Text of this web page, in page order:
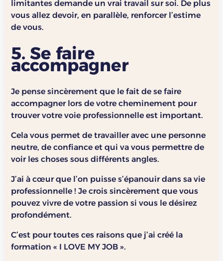
limitantes demande un vrai travail sur soi. De plus
vous allez devoir, en parallèle, renforcer l’estime
de vous.
5. Se faire
accompagner
Je pense sincèrement que le fait de se faire
accompagner lors de votre cheminement pour
trouver votre voie professionnelle est important.
Cela vous permet de travailler avec une personne
neutre, de confiance et qui va vous permettre de
voir les choses sous différents angles.
J’ai à cœur que l’on puisse s’épanouir dans sa vie
professionnelle ! Je crois sincèrement que vous
pouvez vivre de votre passion si vous le désirez
profondément.
C’est pour toutes ces raisons que j’ai créé la
formation « I LOVE MY JOB ».